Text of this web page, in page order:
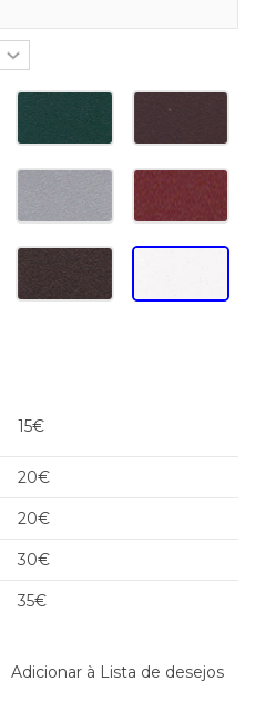
15€
20€
20€
30€
35€
Adicionar à Lista de desejos